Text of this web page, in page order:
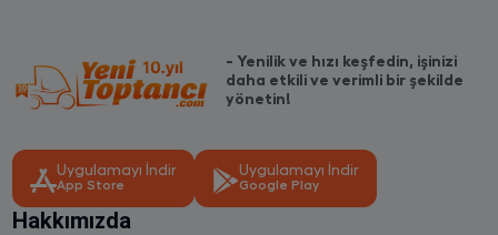
- Yenilik ve hızı keşfedin, işinizi
daha etkili ve verimli bir şekilde
yönetin!
Uygulamayı İndir
App Store
Uygulamayı İndir
Google Play
Hakkımızda